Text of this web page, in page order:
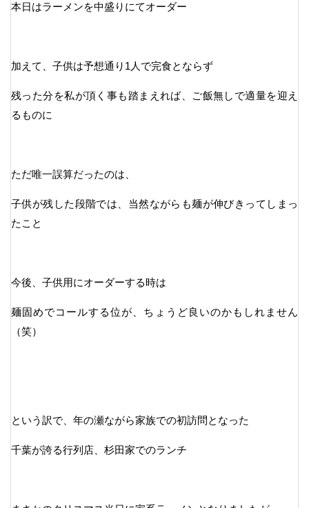
本日はラーメンを中盛りにてオーダー
加えて、子供は予想通り1人で完食とならず
残った分を私が頂く事も踏まえれば、ご飯無しで適量を迎え
るものに
ただ唯一誤算だったのは、
子供が残した段階では、当然ながらも麺が伸びきってしまっ
たこと
今後、子供用にオーダーする時は
麺固めでコールする位が、ちょうど良いのかもしれません
（笑）
という訳で、年の瀬ながら家族での初訪問となった
千葉が誇る行列店、杉田家でのランチ